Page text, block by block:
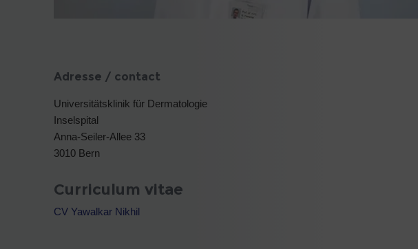
Adresse / contact
Universitätsklinik für Dermatologie
Inselspital
Anna-Seiler-Allee 33
3010 Bern
Curriculum vitae
CV Yawalkar Nikhil